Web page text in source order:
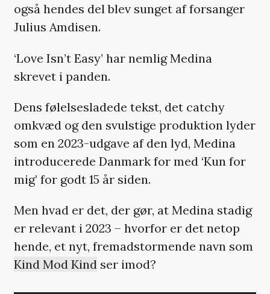
også hendes del blev sunget af forsanger
Julius Amdisen.
‘Love Isn’t Easy’ har nemlig Medina
skrevet i panden.
Dens følelsesladede tekst, det catchy
omkvæd og den svulstige produktion lyder
som en 2023-udgave af den lyd, Medina
introducerede Danmark for med ‘Kun for
mig’ for godt 15 år siden.
Men hvad er det, der gør, at Medina stadig
er relevant i 2023 – hvorfor er det netop
hende, et nyt, fremadstormende navn som
Kind Mod Kindser imod?